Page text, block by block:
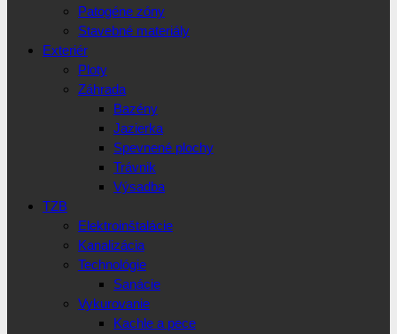
Patogéne zóny
Stavebné materiály
Exteriér
Ploty
Záhrada
Bazény
Jazierka
Spevnené plochy
Trávnik
Výsadba
TZB
Elektroinštalácie
Kanalizácia
Technológie
Sanácie
Vykurovanie
Kachle a pece